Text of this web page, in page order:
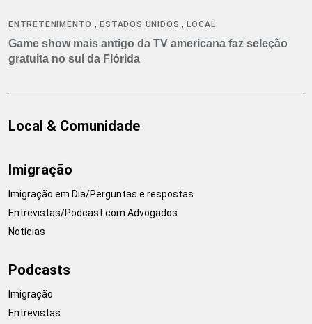
ENTRETENIMENTO ,ESTADOS UNIDOS ,LOCAL
Game show mais antigo da TV americana faz seleção
gratuita no sul da Flórida
Local & Comunidade
Imigração
Imigração em Dia/Perguntas e respostas
Entrevistas/Podcast com Advogados
Notícias
Podcasts
Imigração
Entrevistas